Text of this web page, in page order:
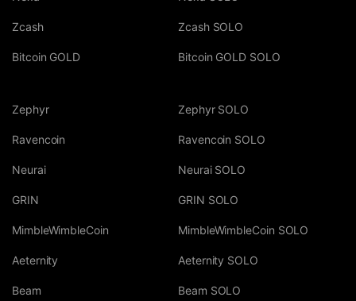
Zcash
Bitcoin GOLD
Zcash SOLO
Bitcoin GOLD SOLO
Zephyr
Ravencoin
Neurai
GRIN
MimbleWimbleCoin
Aeternity
Beam
Zephyr SOLO
Ravencoin SOLO
Neurai SOLO
GRIN SOLO
MimbleWimbleCoin SOLO
Aeternity SOLO
Beam SOLO